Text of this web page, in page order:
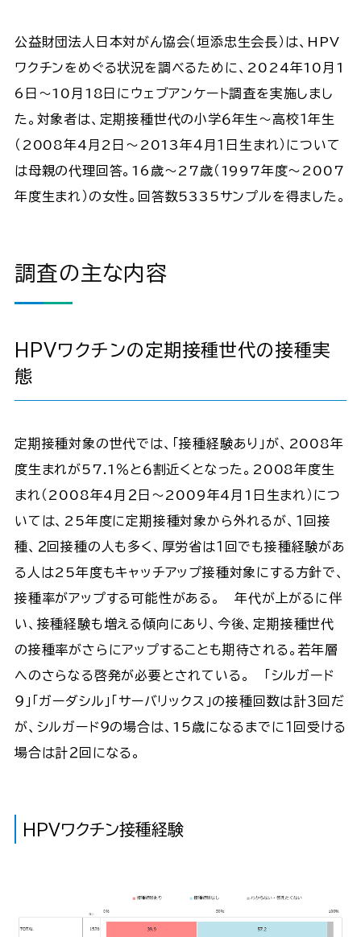
公益財団法人日本対がん協会（垣添忠生会長）は、HPV
ワクチンをめぐる状況を調べるために、2024年10月1
6日～10月18日にウェブアンケート調査を実施しまし
た。対象者は、定期接種世代の小学６年生～高校１年生
（2008年4月2日～2013年４月１日生まれ）について
は母親の代理回答。16歳～27歳（1997年度～2007
年度生まれ）の女性。回答数5335サンプルを得ました。
調査の主な内容
HPVワクチンの定期接種世代の接種実
態
定期接種対象の世代では、「接種経験あり」が、2008年
度生まれが57.1％と６割近くとなった。2008年度生
まれ（2008年4月２日～2009年4月1日生まれ）につ
いては、25年度に定期接種対象から外れるが、１回接
種、２回接種の人も多く、厚労省は１回でも接種経験があ
る人は25年度もキャッチアップ接種対象にする方針で、
接種率がアップする可能性がある。 年代が上がるに伴
い、接種経験も増える傾向にあり、今後、定期接種世代
の接種率がさらにアップすることも期待される。若年層
へのさらなる啓発が必要とされている。 「シルガード
９」「ガーダシル」「サーバリックス」の接種回数は計３回だ
が、シルガード９の場合は、15歳になるまでに１回受ける
場合は計２回になる。
HPVワクチン接種経験